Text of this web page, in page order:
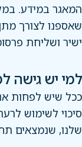
המאגר במידע.
שאספנו לצורך
ישיר ושליחת
למי יש גישה
ככל שיש לפחות
סיכוי לשימוש
שלנו, שנמצאים